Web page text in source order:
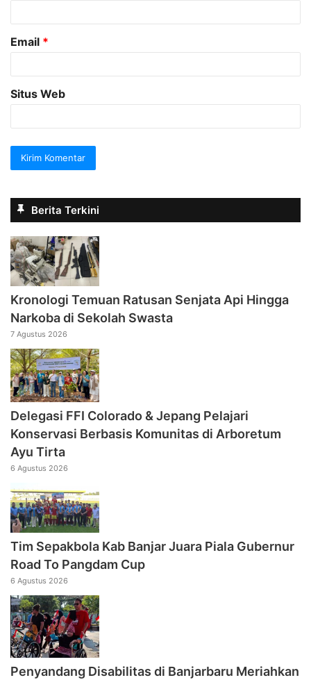
Email *
Situs Web
Berita Terkini
Kronologi Temuan Ratusan Senjata Api Hingga
Narkoba di Sekolah Swasta
7 Agustus 2026
Delegasi FFI Colorado & Jepang Pelajari
Konservasi Berbasis Komunitas di Arboretum
Ayu Tirta
6 Agustus 2026
Tim Sepakbola Kab Banjar Juara Piala Gubernur
Road To Pangdam Cup
6 Agustus 2026
Penyandang Disabilitas di Banjarbaru Meriahkan